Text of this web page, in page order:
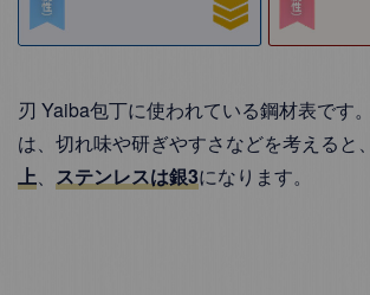
刃 Yaiba包丁に使われている鋼材表です
は、切れ味や研ぎやすさなどを考えると、
上、 ステンレスは銀3になります。